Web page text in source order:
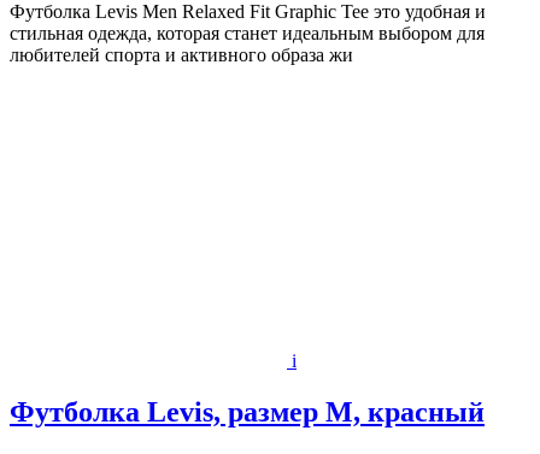
Футболка Levis Men Relaxed Fit Graphic Tee это удобная и
стильная одежда, которая станет идеальным выбором для
любителей спорта и активного образа жи
i
Футболка Levis, размер M, красный